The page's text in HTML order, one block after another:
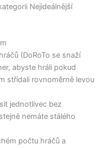
Nejideálnější
(DoRoTo se snaží
abyste hráli pokud
střídali rovnoměrně levou
jednotlivec bez
nemáte stálého
počtu hráčů a